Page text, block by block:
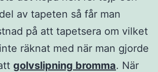
av tapeten så får man
på att tapetsera om vilket
räknat med när man gjorde
golvslipning bromma. När